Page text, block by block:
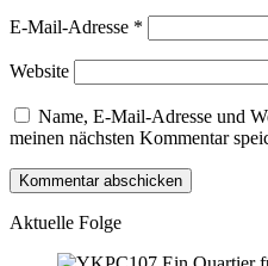
E-Mail-Adresse *
Website
Name, E-Mail-Adresse und
meinen nächsten Kommentar
Aktuelle Folge